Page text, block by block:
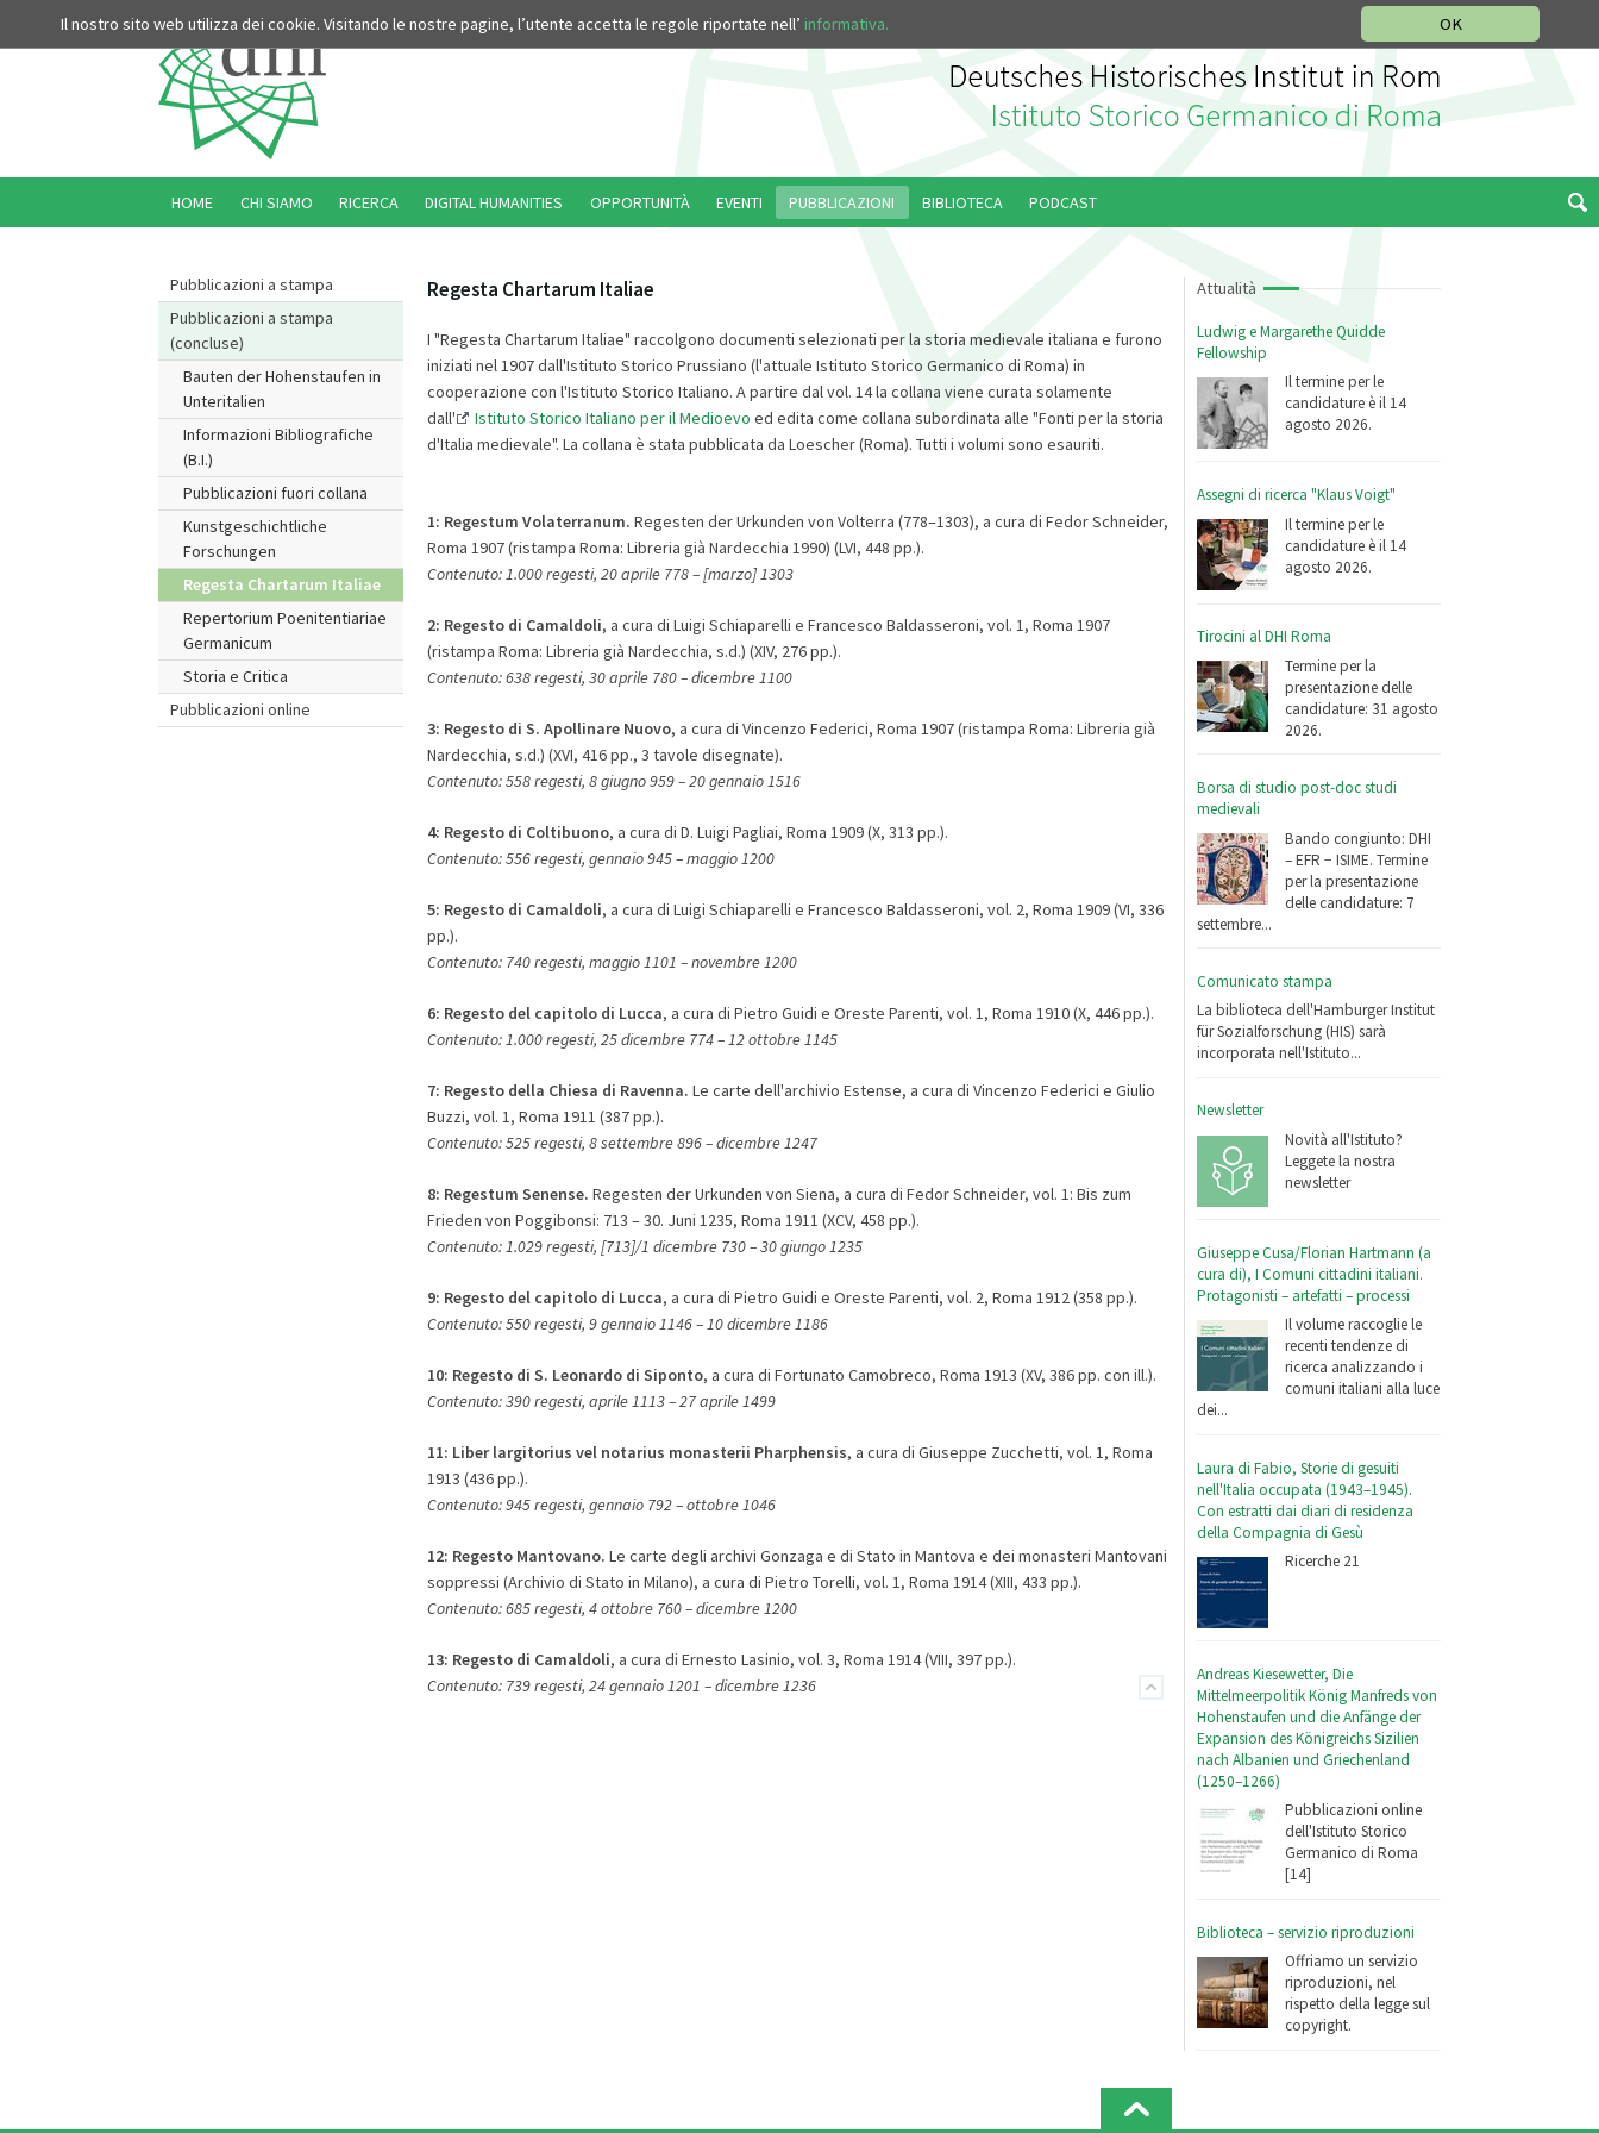
OK
Il nostro sito web utilizza dei cookie. Visitando le nostre pagine, l’utente accetta le regole riportate nell’ informativa.
Pubblicazioni a stampa
Pubblicazioni a stampa
(concluse)
Bauten der Hohenstaufen in
Unteritalien
Informazioni Bibliografiche
(B.I.)
Pubblicazioni fuori collana
Kunstgeschichtliche
Forschungen
Regesta Chartarum Italiae
Repertorium Poenitentiariae
Germanicum
Storia e Critica
Pubblicazioni online
Attualità
Ludwig e Margarethe Quidde
Fellowship
Il termine per le
candidature è il 14
agosto 2026.
Assegni di ricerca "Klaus Voigt"
Il termine per le
candidature è il 14
agosto 2026.
Tirocini al DHI Roma
Termine per la
presentazione delle
candidature: 31 agosto
2026.
Borsa di studio post-doc studi
medievali
Bando congiunto: DHI
– EFR − ISIME. Termine
per la presentazione
delle candidature: 7
settembre...
Comunicato stampa
La biblioteca dell'Hamburger Institut
für Sozialforschung (HIS) sarà
incorporata nell'Istituto...
Newsletter
Novità all'Istituto?
Leggete la nostra
newsletter
Giuseppe Cusa/Florian Hartmann (a
cura di), I Comuni cittadini italiani.
Protagonisti – artefatti – processi
Il volume raccoglie le
recenti tendenze di
ricerca analizzando i
comuni italiani alla luce
dei...
Laura di Fabio, Storie di gesuiti
nell'Italia occupata (1943–1945).
Con estratti dai diari di residenza
della Compagnia di Gesù
Ricerche 21
Andreas Kiesewetter, Die
Mittelmeerpolitik König Manfreds von
Hohenstaufen und die Anfänge der
Expansion des Königreichs Sizilien
nach Albanien und Griechenland
(1250–1266)
Pubblicazioni online
dell'Istituto Storico
Germanico di Roma
[14]
Biblioteca – servizio riproduzioni
Offriamo un servizio
riproduzioni, nel
rispetto della legge sul
copyright.
Regesta Chartarum Italiae
I "Regesta Chartarum Italiae" raccolgono documenti selezionati per la storia medievale italiana e furono
iniziati nel 1907 dall'Istituto Storico Prussiano (l'attuale Istituto Storico Germanico di Roma) in
cooperazione con l'Istituto Storico Italiano. A partire dal vol. 14 la collana viene curata solamente
dall'
Istituto Storico Italiano per il Medioevo ed edita come collana subordinata alle "Fonti per la storia
d'Italia medievale". La collana è stata pubblicata da Loescher (Roma). Tutti i volumi sono esauriti.
1: Regestum Volaterranum. Regesten der Urkunden von Volterra (778–1303), a cura di Fedor Schneider,
Roma 1907 (ristampa Roma: Libreria già Nardecchia 1990) (LVI, 448 pp.).
Contenuto: 1.000 regesti, 20 aprile 778 – [marzo] 1303
2: Regesto di Camaldoli, a cura di Luigi Schiaparelli e Francesco Baldasseroni, vol. 1, Roma 1907
(ristampa Roma: Libreria già Nardecchia, s.d.) (XIV, 276 pp.).
Contenuto: 638 regesti, 30 aprile 780 – dicembre 1100
3: Regesto di S. Apollinare Nuovo, a cura di Vincenzo Federici, Roma 1907 (ristampa Roma: Libreria già
Nardecchia, s.d.) (XVI, 416 pp., 3 tavole disegnate).
Contenuto: 558 regesti, 8 giugno 959 – 20 gennaio 1516
4: Regesto di Coltibuono, a cura di D. Luigi Pagliai, Roma 1909 (X, 313 pp.).
Contenuto: 556 regesti, gennaio 945 – maggio 1200
5: Regesto di Camaldoli, a cura di Luigi Schiaparelli e Francesco Baldasseroni, vol. 2, Roma 1909 (VI, 336
pp.).
Contenuto: 740 regesti, maggio 1101 – novembre 1200
6: Regesto del capitolo di Lucca, a cura di Pietro Guidi e Oreste Parenti, vol. 1, Roma 1910 (X, 446 pp.).
Contenuto: 1.000 regesti, 25 dicembre 774 – 12 ottobre 1145
7: Regesto della Chiesa di Ravenna. Le carte dell'archivio Estense, a cura di Vincenzo Federici e Giulio
Buzzi, vol. 1, Roma 1911 (387 pp.).
Contenuto: 525 regesti, 8 settembre 896 – dicembre 1247
8: Regestum Senense. Regesten der Urkunden von Siena, a cura di Fedor Schneider, vol. 1: Bis zum
Frieden von Poggibonsi: 713 – 30. Juni 1235, Roma 1911 (XCV, 458 pp.).
Contenuto: 1.029 regesti, [713]/1 dicembre 730 – 30 giungo 1235
9: Regesto del capitolo di Lucca, a cura di Pietro Guidi e Oreste Parenti, vol. 2, Roma 1912 (358 pp.).
Contenuto: 550 regesti, 9 gennaio 1146 – 10 dicembre 1186
10: Regesto di S. Leonardo di Siponto, a cura di Fortunato Camobreco, Roma 1913 (XV, 386 pp. con ill.).
Contenuto: 390 regesti, aprile 1113 – 27 aprile 1499
11: Liber largitorius vel notarius monasterii Pharphensis, a cura di Giuseppe Zucchetti, vol. 1, Roma
1913 (436 pp.).
Contenuto: 945 regesti, gennaio 792 – ottobre 1046
12: Regesto Mantovano. Le carte degli archivi Gonzaga e di Stato in Mantova e dei monasteri Mantovani
soppressi (Archivio di Stato in Milano), a cura di Pietro Torelli, vol. 1, Roma 1914 (XIII, 433 pp.).
Contenuto: 685 regesti, 4 ottobre 760 – dicembre 1200
13: Regesto di Camaldoli, a cura di Ernesto Lasinio, vol. 3, Roma 1914 (VIII, 397 pp.).
Contenuto: 739 regesti, 24 gennaio 1201 – dicembre 1236
HOME CHI SIAMO RICERCA DIGITAL HUMANITIES OPPORTUNITÀ EVENTI PUBBLICAZIONI BIBLIOTECA PODCAST